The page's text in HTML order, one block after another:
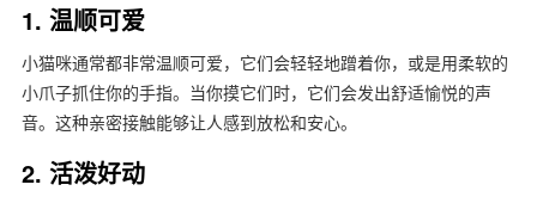
1. 温顺可爱
小猫咪通常都非常温顺可爱，它们会轻轻地蹭着你，或是用柔软的
小爪子抓住你的手指。当你摸它们时，它们会发出舒适愉悦的声
音。这种亲密接触能够让人感到放松和安心。
2. 活泼好动